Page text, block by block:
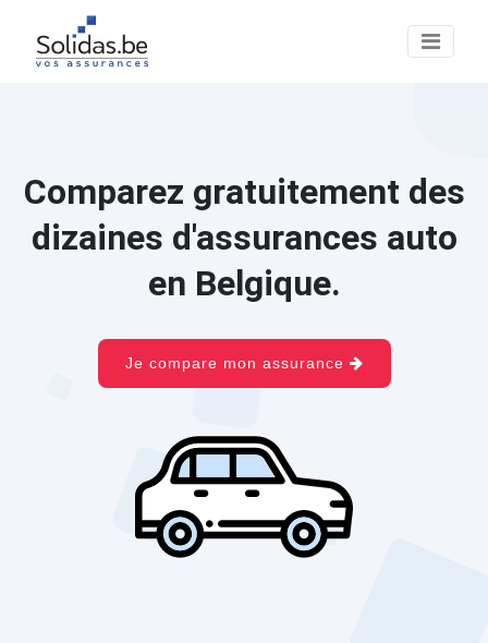
Comparez gratuitement des
dizaines d'assurances auto
en Belgique.
Je compare mon assurance